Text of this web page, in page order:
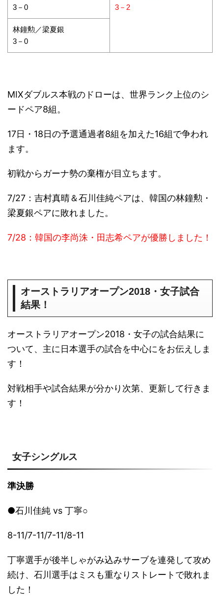
3－0
3－2
林鐘勲／梁夏銀
3－0
MIXダブルス本戦のドローは、世界ランク上位のシ
ードペア8組。
17日・18日の予選通過者8組を加えた16組で争われ
ます。
初戦からガーナ勢の棄権が目立ちます。
7/27：吉村真晴＆石川佳純ペアは、韓国の林鐘勲・
梁夏銀ペアに敗れました。
7/28：韓国の李尚洙・田志希ペアが優勝しました！
オーストラリアオープン2018・女子試合
結果！
オーストラリアオープン2018・女子の試合結果に
ついて、主に日本選手の試合を中心にをお伝えしま
す！
対戦相手や試合結果が分かり次第、更新して行きま
す！
女子シングルス
準決勝
●石川佳純 vs 丁寧○
8-11/7-11/7-11/8-11
丁寧選手が後半しゃがみ込みサーブを連発して攻め
続け、石川選手はミスも重なりストレートで敗れま
した！